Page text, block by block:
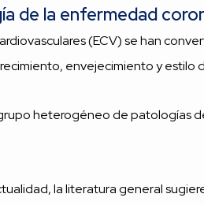
de la enfermedad
(ECV) se han
envejecimiento y estilo
heterogéneo de patologías
la literatura general